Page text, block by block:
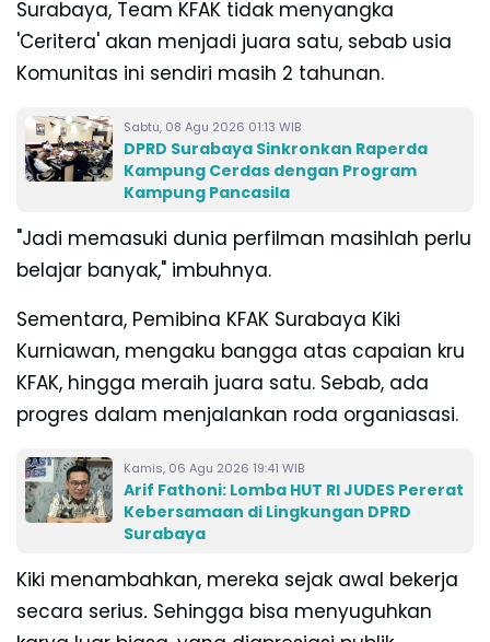
Surabaya, Team KFAK tidak menyangka
'Ceritera' akan menjadi juara satu, sebab usia
Komunitas ini sendiri masih 2 tahunan.
Sabtu, 08 Agu 2026 01:13 WIB
DPRD Surabaya Sinkronkan Raperda
Kampung Cerdas dengan Program
Kampung Pancasila
"Jadi memasuki dunia perfilman masihlah perlu
belajar banyak," imbuhnya.
Sementara, Pemibina KFAK Surabaya Kiki
Kurniawan, mengaku bangga atas capaian kru
KFAK, hingga meraih juara satu. Sebab, ada
progres dalam menjalankan roda organiasasi.
Kamis, 06 Agu 2026 19:41 WIB
Arif Fathoni: Lomba HUT RI JUDES Pererat
Kebersamaan di Lingkungan DPRD
Surabaya
Kiki menambahkan, mereka sejak awal bekerja
secara serius. Sehingga bisa menyuguhkan